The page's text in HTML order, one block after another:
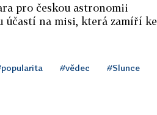
pro českou astronomii
účastí na misi, která zamíří ke
#vědec #Slunce